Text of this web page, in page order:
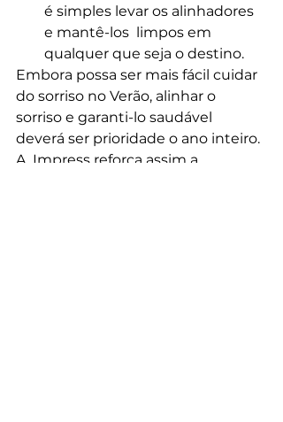
é simples levar os alinhadores
e mantê-los  limpos em
qualquer que seja o destino.
Embora possa ser mais fácil cuidar
do sorriso no Verão, alinhar o
sorriso e garanti-lo saudável
deverá ser prioridade o ano inteiro.
A  Impress reforça assim a